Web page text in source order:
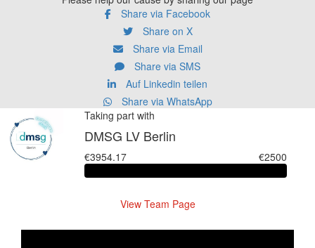
Share via Facebook
Share on X
Share via Email
Share via SMS
Auf Linkedin teilen
Share via WhatsApp
Taking part with
DMSG LV Berlin
€3954.17 €2500
View Team Page